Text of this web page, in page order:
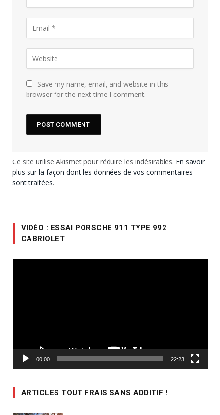
Save my name, email, and website in this
browser for the next time I comment.
Ce site utilise Akismet pour réduire les indésirables. En savoir
plus sur la façon dont les données de vos commentaires
sont traitées.
VIDÉO : ESSAI PORSCHE 911 TYPE 992
CABRIOLET
00:00 22:23
ARTICLES TOUT FRAIS SANS ADDITIF !